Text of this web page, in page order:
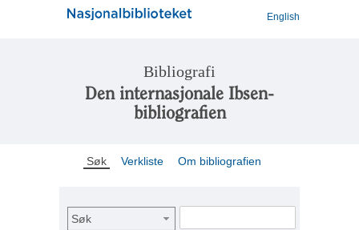
English
Bibliografi
Den internasjonale Ibsen-
bibliografien
Søk Verkliste Om bibliografien
Søk